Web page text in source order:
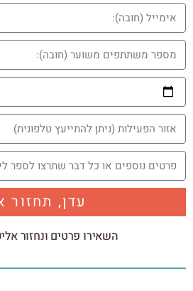
עדן, תחזור
השאירו פרטים ונחזור